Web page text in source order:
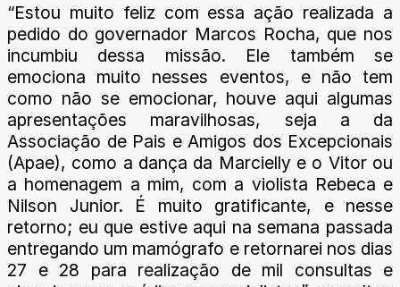
“Estou muito feliz com essa ação realizada a
pedido do governador Marcos Rocha, que nos
incumbiu dessa missão. Ele também se
emociona muito nesses eventos, e não tem
como não se emocionar, houve aqui algumas
apresentações maravilhosas, seja a da
Associação de Pais e Amigos dos Excepcionais
(Apae), como a dança da Marcielly e o Vitor ou
a homenagem a mim, com a violista Rebeca e
Nilson Junior. É muito gratificante, e nesse
retorno; eu que estive aqui na semana passada
entregando um mamógrafo e retornarei nos dias
27 e 28 para realização de mil consultas e